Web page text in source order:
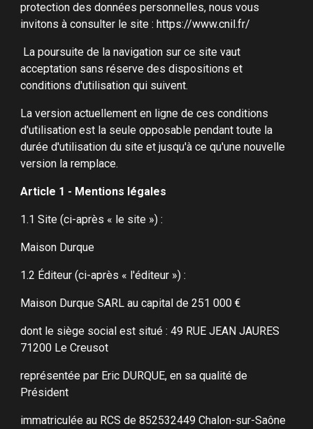
protection des données personnelles, nous vous
invitons à consulter le site : https://www.cnil.fr/
La poursuite de la navigation sur ce site vaut
acceptation sans réserve des dispositions et
conditions d'utilisation qui suivent.
La version actuellement en ligne de ces conditions
d'utilisation est la seule opposable pendant toute la
durée d'utilisation du site et jusqu'à ce qu'une nouvelle
version la remplace.
Article 1 - Mentions légales
1.1 Site (ci-après « le site ») :
Maison Durque
1.2 Éditeur (ci-après « l'éditeur ») :
Maison Durque SARL au capital de 251 000 €
dont le siège social est situé : 49 RUE JEAN JAURES
71200 Le Creusot
représentée par Eric DURQUE, en sa qualité de
Président
immatriculée au RCS de 852532449 Chalon-sur-Saône